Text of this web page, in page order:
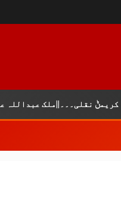
عبداللہ عرفان